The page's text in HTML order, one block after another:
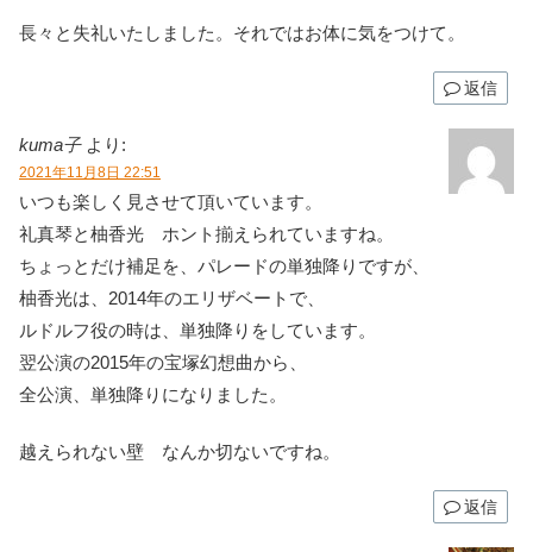
長々と失礼いたしました。それではお体に気をつけて。
返信
kuma子 より:
2021年11月8日 22:51
いつも楽しく見させて頂いています。
礼真琴と柚香光 ホント揃えられていますね。
ちょっとだけ補足を、パレードの単独降りですが、
柚香光は、2014年のエリザベートで、
ルドルフ役の時は、単独降りをしています。
翌公演の2015年の宝塚幻想曲から、
全公演、単独降りになりました。
越えられない壁 なんか切ないですね。
返信